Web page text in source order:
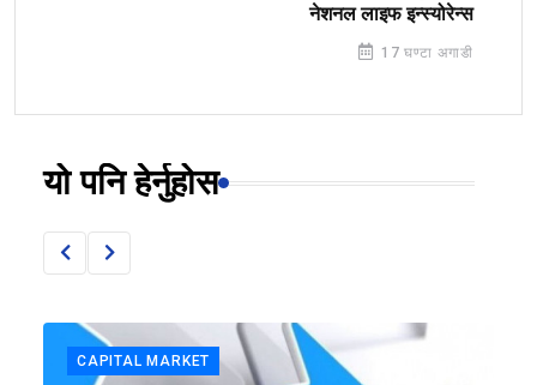
नेशनल लाइफ इन्स्योरेन्स
17 घण्टा अगाडी
यो पनि हेर्नुहोस
CAPITAL MARKET